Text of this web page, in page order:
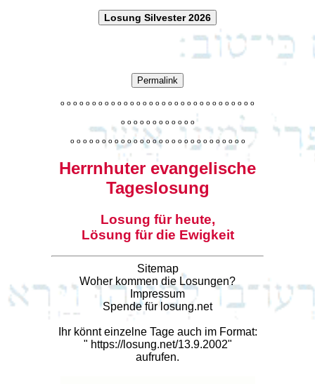
Losung Silvester 2026
Permalink
o o o o o o o o o o o o o o o o o o o o o o o o o o o o o o o
o o o o o o o o o o o o
o o o o o o o o o o o o o o o o o o o o o o o o o o o o
Herrnhuter evangelische
Tageslosung
Losung für heute,
Lösung für die Ewigkeit
Sitemap
Woher kommen die Losungen?
Impressum
Spende für losung.net
Ihr könnt einzelne Tage auch im Format:
" https://losung.net/13.9.2002"
aufrufen.